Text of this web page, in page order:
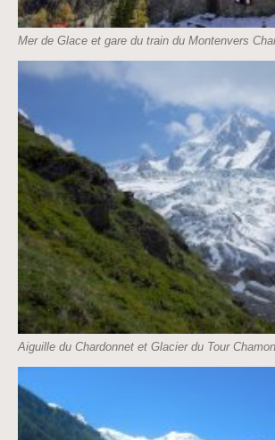
Mer de Glace et gare du train du Montenvers
Aiguille du Chardonnet et Glacier du Tour